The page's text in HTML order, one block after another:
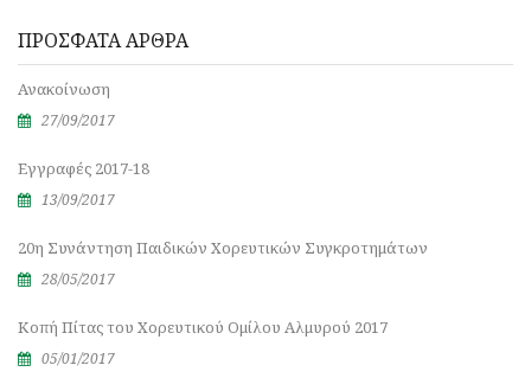
ΠΡΟΣΦΑΤΑ ΑΡΘΡΑ
Ανακοίνωση
27/09/2017
Εγγραφές 2017-18
13/09/2017
20η Συνάντηση Παιδικών Χορευτικών Συγκροτημάτων
28/05/2017
Κοπή Πίτας του Χορευτικού Ομίλου Αλμυρού 2017
05/01/2017